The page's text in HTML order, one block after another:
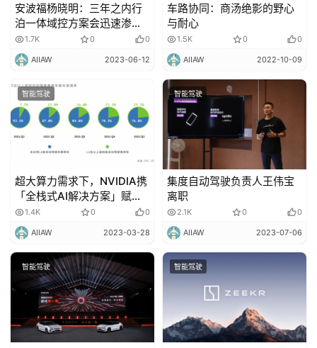
安波福杨晓明：三年之内行
泊一体域控方案会迅速渗透
市场 | 2023上海车展
1.7K 0 0
AIIAW 2023-06-12
车路协同：商汤绝影的野心
与耐心
1.5K 0 0
AIIAW 2022-10-09
智能驾驶
超大算力需求下，NVIDIA携
「全栈式AI解决方案」赋能
自动驾驶开发与规模化落地
1.4K 0 0
AIIAW 2023-03-28
智能驾驶
集度自动驾驶负责人王伟宝
离职
2.1K 0 0
AIIAW 2023-07-06
智能驾驶 智能驾驶